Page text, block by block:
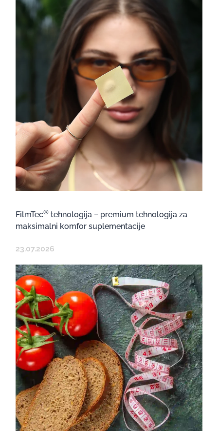
FilmTec® tehnologija – premium tehnologija za
maksimalni komfor suplementacije
23.07.2026